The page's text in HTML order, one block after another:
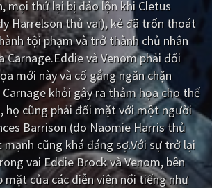
Gia đình
Lịch sử
Tiểu sử
DramaTV
Trung Quốc - Hồng Kông
mọi thứ lại bị đảo lộn khi Cletus
Harrelson thủ vai), kẻ đã trốn thoát
tội phạm và trở thành chủ nhân
Carnage.Eddie và Venom phải đối
mới này và cố gắng ngăn chặn
Carnage khỏi gây ra thảm họa cho thế
họ cũng phải đối mặt với một người
Barrison (do Naomie Harris thủ
mạnh cũng khá đáng sợ.Với sự trở lại
vai Eddie Brock và Venom, bên
mặt của các diễn viên nổi tiếng như